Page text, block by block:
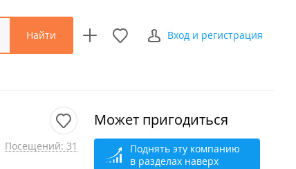
Найти Вход и регистрация
Посещений: 31
Может пригодиться
Поднять эту компанию
в разделах наверх